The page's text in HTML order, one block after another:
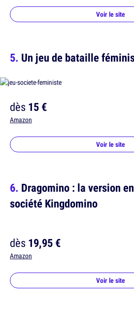
Voir le site
Un jeu de bataille
dès15 €
Amazon
Voir le site
Dragomino : la version
société Kingdomino
dès19,95 €
Amazon
Voir le site